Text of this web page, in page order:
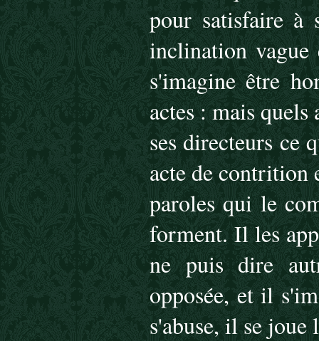
pour satisfaire à
inclination
s'imagine être
actes : mais
ses directeurs ce
acte de contrition
paroles qui le
forment. Il les
ne puis dire
opposée, et il
s'abuse, il se joue